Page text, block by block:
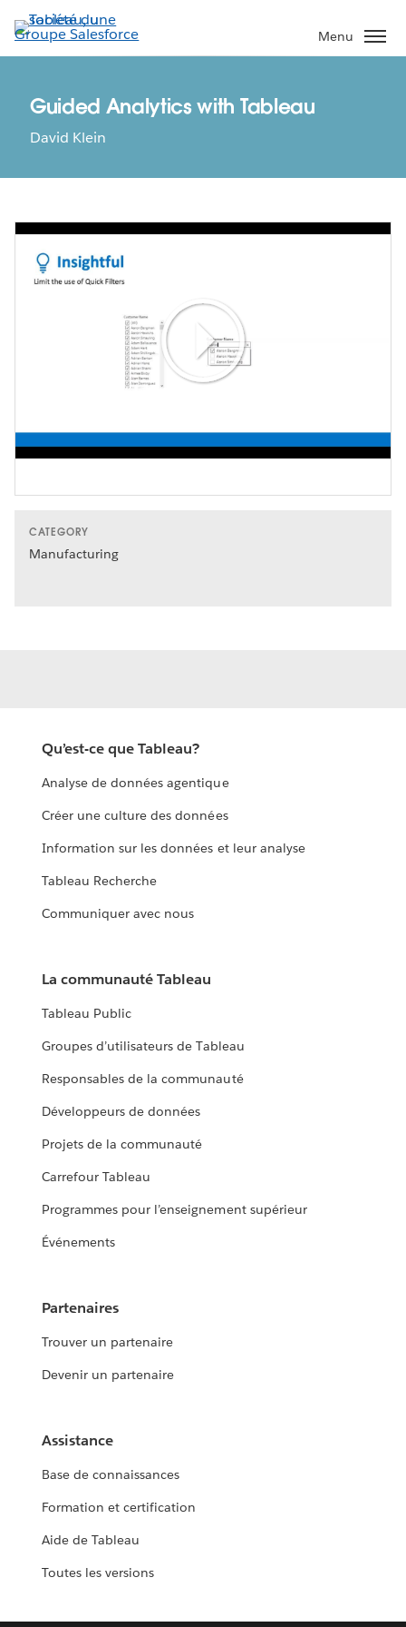
Aller
au
contenu
Menu
Guided Analytics with Tableau
David Klein
Play
Video
CATEGORY
Manufacturing
Qu’est-ce que Tableau?
Analyse de données agentique
Créer une culture des données
Information sur les données et leur analyse
Tableau Recherche
Communiquer avec nous
La communauté Tableau
Tableau Public
Groupes d’utilisateurs de Tableau
Responsables de la communauté
Développeurs de données
Projets de la communauté
Carrefour Tableau
Programmes pour l’enseignement supérieur
Événements
Partenaires
Trouver un partenaire
Devenir un partenaire
Assistance
Base de connaissances
Formation et certification
Aide de Tableau
Toutes les versions